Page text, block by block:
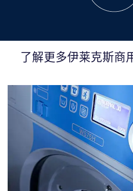
了解更多伊莱克斯商